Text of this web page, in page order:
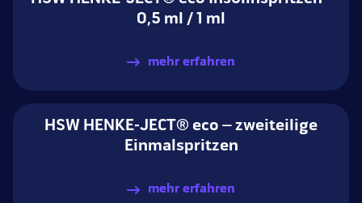
0,5 ml / 1 ml
mehr erfahren
HSW HENKE-JECT® eco – zweiteilige
Einmalspritzen
mehr erfahren